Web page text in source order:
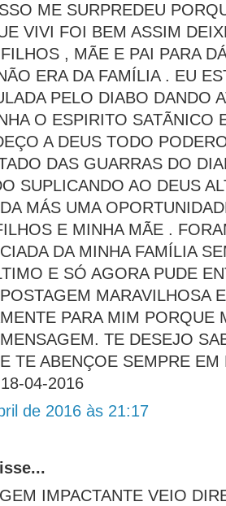
ME SURPREDEU
VIVI FOI BEM ASSIM
, MÃE E PAI PARA
ERA DA FAMÍLIA . EU
PELO DIABO DANDO
O ESPIRITO SATÃNICO
A DEUS TODO
DAS GUARRAS DO
SUPLICANDO AO DEUS
MÁS UMA
E MINHA MÃE .
DA MINHA FAMÍLIA
E SÓ AGORA PUDE
MARAVILHOSA
PARA MIM PORQUE
TE DESEJO
TE ABENÇOE SEMPRE
04-2016
de 2016 às 21:17
IMPACTANTE VEIO